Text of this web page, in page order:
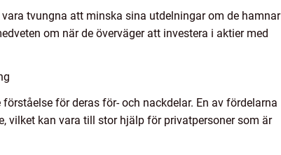
tvungna att minska sina utdelningar om de hamnar
om när de överväger att investera i aktier med
för deras för- och nackdelar. En av fördelarna
vilket kan vara till stor hjälp för privatpersoner som är